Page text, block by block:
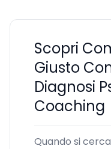
Scopri
Giusto
Diagnosi
Coaching
Quando si